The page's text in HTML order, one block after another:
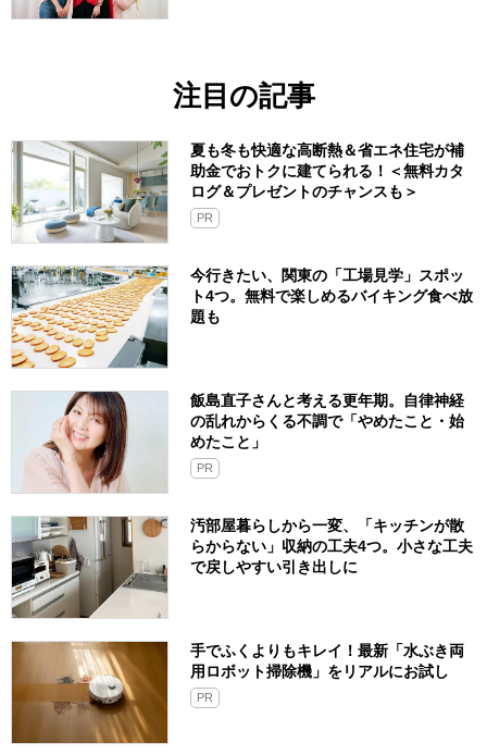
注目の記事
夏も冬も快適な高断熱＆省エネ住宅が補
助金でおトクに建てられる！＜無料カタ
ログ＆プレゼントのチャンスも＞
PR
今行きたい、関東の「工場見学」スポッ
ト4つ。無料で楽しめるバイキング食べ放
題も
飯島直子さんと考える更年期。自律神経
の乱れからくる不調で「やめたこと・始
めたこと」
PR
汚部屋暮らしから一変、「キッチンが散
らからない」収納の工夫4つ。小さな工夫
で戻しやすい引き出しに
手でふくよりもキレイ！最新「水ぶき両
用ロボット掃除機」をリアルにお試し
PR